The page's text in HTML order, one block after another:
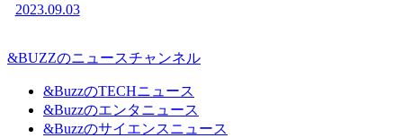
2023.09.03
&BUZZのニュースチャンネル
&BuzzのTECHニュース
&Buzzのエンタニュース
&Buzzのサイエンスニュース